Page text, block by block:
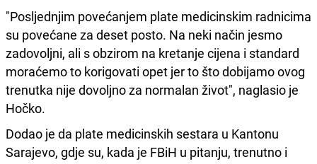
"Posljednjim povećanjem plate medicinskim radnicima
su povećane za deset posto. Na neki način jesmo
zadovoljni, ali s obzirom na kretanje cijena i standard
moraćemo to korigovati opet jer to što dobijamo ovog
trenutka nije dovoljno za normalan život", naglasio je
Hočko.
Dodao je da plate medicinskih sestara u Kantonu
Sarajevo, gdje su, kada je FBiH u pitanju, trenutno i